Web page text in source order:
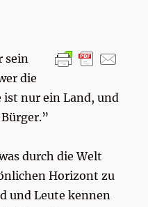
sein
die
ist nur ein Land, und
durch die Welt
Horizont zu
und Leute kennen